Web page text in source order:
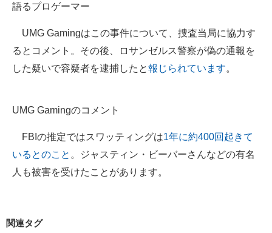
語るプロゲーマー
UMG Gamingはこの事件について、捜査当局に協力す
るとコメント。その後、ロサンゼルス警察が偽の通報を
した疑いで容疑者を逮捕したと報じられています。
UMG Gamingのコメント
FBIの推定ではスワッティングは1年に約400回起きて
いるとのこと 。ジャスティン・ビーバーさんなどの有名
人も被害を受けたことがあります。
関連タグ